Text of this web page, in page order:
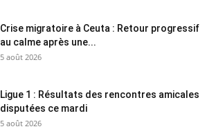
Crise migratoire à Ceuta : Retour progressif
au calme après une...
5 août 2026
Ligue 1 : Résultats des rencontres amicales
disputées ce mardi
5 août 2026